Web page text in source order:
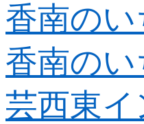
香南の
香南の
芸西東